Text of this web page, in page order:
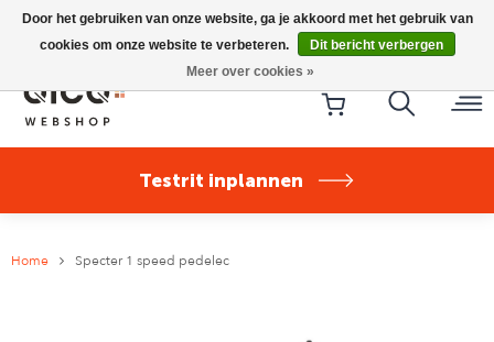
Riese & Müller Nevo5 Silent Core nu direct uit voorraad
leverbaar!
Testrit inplannen
Home Specter 1 speed pedelec
Door het gebruiken van onze website, ga je akkoord met het gebruik van
cookies om onze website te verbeteren.
Dit bericht verbergen
Meer over cookies »